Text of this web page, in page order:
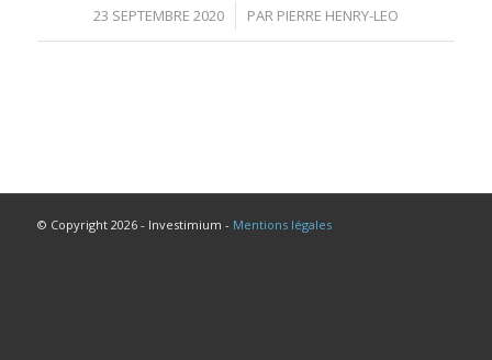
23 SEPTEMBRE 2020
/ PAR PIERRE HENRY-LEO
© Copyright 2026 - Investimium - Mentions légales